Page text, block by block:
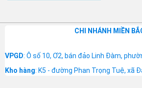
CHI NHÁNH MIỀN
VPGD: Ô số 10, Ơ2, bán đảo Linh Đàm,
Kho hàng: K5 - đường Phan Trọng Tuệ, xã